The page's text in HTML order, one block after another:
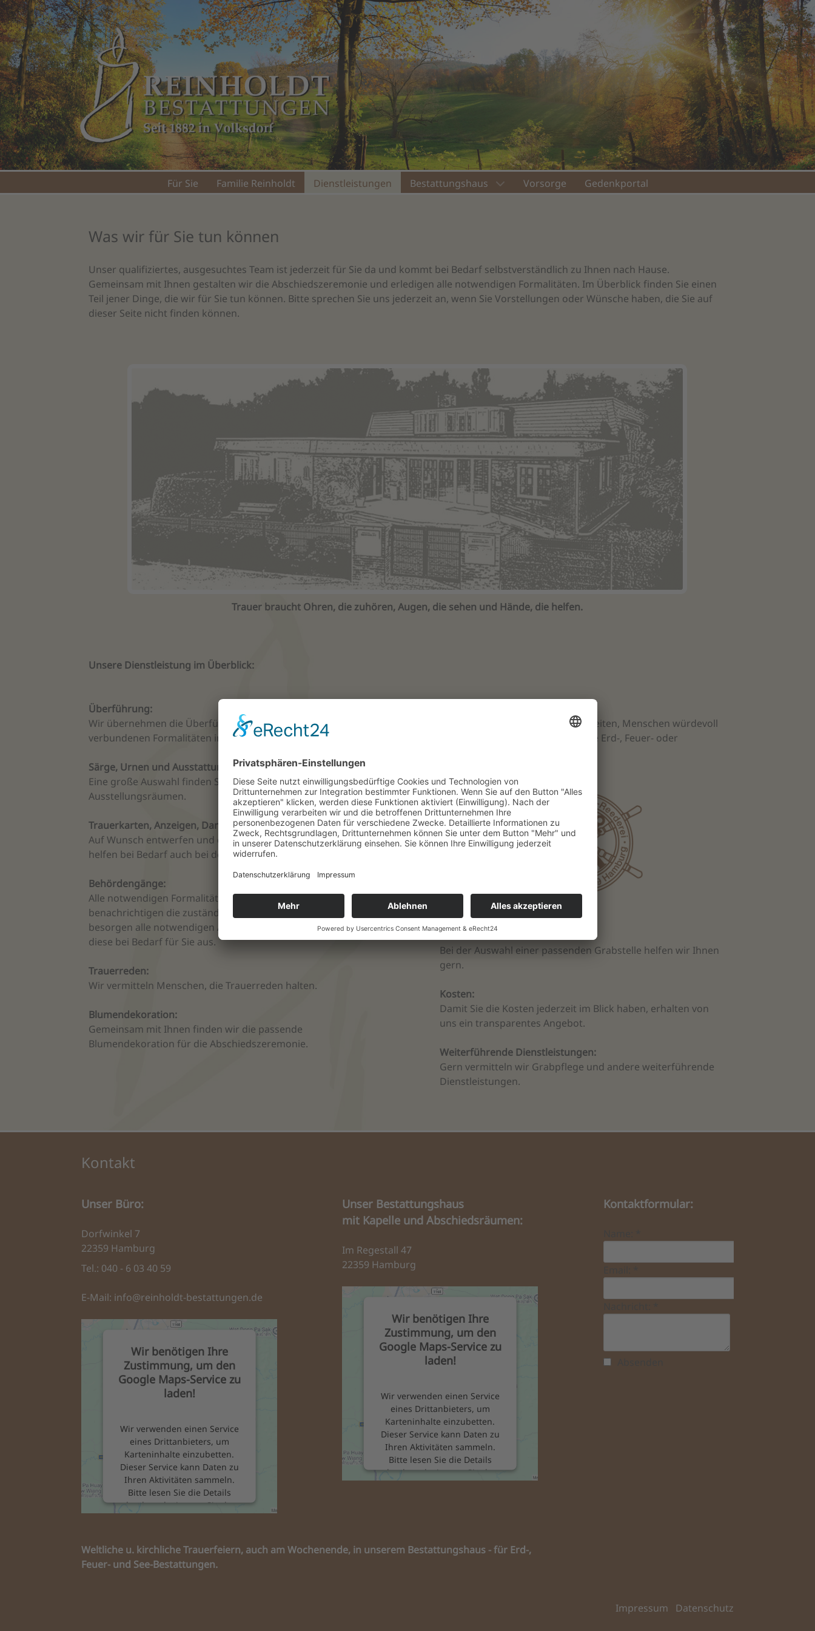
Für Sie Familie Reinholdt Dienstleistungen Bestattungshaus Vorsorge Gedenkportal
Was wir für Sie tun können
Unser qualifiziertes, ausgesuchtes Team ist jederzeit für Sie da und kommt bei Bedarf selbstverständlich zu Ihnen nach Hause.
Gemeinsam mit Ihnen gestalten wir die Abschiedszeremonie und erledigen alle notwendigen Formalitäten. Im Überblick finden Sie einen
Teil jener Dinge, die wir für Sie tun können. Bitte sprechen Sie uns jederzeit an, wenn Sie Vorstellungen oder Wünsche haben, die Sie auf
dieser Seite nicht finden können.
Trauer braucht Ohren, die zuhören, Augen, die sehen und Hände, die helfen.
Unsere Dienstleistung im Überblick:
Überführung:
Wir übernehmen die Überführung und sämtliche damit
verbundenen Formalitäten im In- und Ausland.
Särge, Urnen und Ausstattungszubehör:
Eine große Auswahl finden Sie in unseren
Ausstellungsräumen.
Trauerkarten, Anzeigen, Danksagungskarten:
Auf Wunsch entwerfen und drucken wir diese für Sie und
helfen bei Bedarf auch bei der Formulierung.
Behördengänge:
Alle notwendigen Formalitäten erledigen wir für sie,
benachrichtigen die zuständigen öffentlichen Stellen,
besorgen alle notwendigen Anträge und Formulare und füllen
diese bei Bedarf für Sie aus.
Trauerreden:
Wir vermitteln Menschen, die Trauerreden halten.
Blumendekoration:
Gemeinsam mit Ihnen finden wir die passende
Blumendekoration für die Abschiedszeremonie.
Es gibt eine Vielzahl von Möglichkeiten, Menschen würdevoll
zu beerdigen. Wir organisieren die Erd-, Feuer- oder
Grabstelle:
Bei der Auswahl einer passenden Grabstelle helfen wir Ihnen
gern.
Kosten:
Damit Sie die Kosten jederzeit im Blick haben, erhalten von
uns ein transparentes Angebot.
Weiterführende Dienstleistungen:
Gern vermitteln wir Grabpflege und andere weiterführende
Dienstleistungen.
Kontakt
Unser Büro:
Dorfwinkel 7
22359 Hamburg
Tel.: 040 - 6 03 40 59
E-Mail: info@reinholdt-bestattungen.de
Wir benötigen Ihre
Zustimmung, um den
Google Maps-Service zu
laden!
Wir verwenden einen Service
eines Drittanbieters, um
Karteninhalte einzubetten.
Dieser Service kann Daten zu
Ihren Aktivitäten sammeln.
Bitte lesen Sie die Details
durch und stimmen Sie der
Mehr Informationen
Unser Bestattungshaus
mit Kapelle und Abschiedsräumen:
Im Regestall 47
22359 Hamburg
Wir benötigen Ihre
Zustimmung, um den
Google Maps-Service zu
laden!
Wir verwenden einen Service
eines Drittanbieters, um
Karteninhalte einzubetten.
Dieser Service kann Daten zu
Ihren Aktivitäten sammeln.
Bitte lesen Sie die Details
durch und stimmen Sie der
Kontaktformular:
Weltliche u. kirchliche Trauerfeiern, auch am Wochenende, in unserem Bestattungshaus - für Erd-,
Feuer- und See-Bestattungen.
Impressum Datenschutz